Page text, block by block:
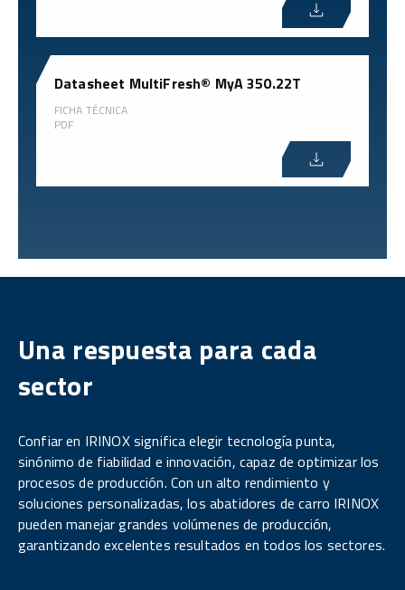
Datasheet MultiFresh® MyA 350.22T
FICHA TÉCNICA
PDF
Una respuesta para cada
sector
Confiar en IRINOX significa elegir tecnología punta,
sinónimo de fiabilidad e innovación, capaz de optimizar los
procesos de producción. Con un alto rendimiento y
soluciones personalizadas, los abatidores de carro IRINOX
pueden manejar grandes volúmenes de producción,
garantizando excelentes resultados en todos los sectores.